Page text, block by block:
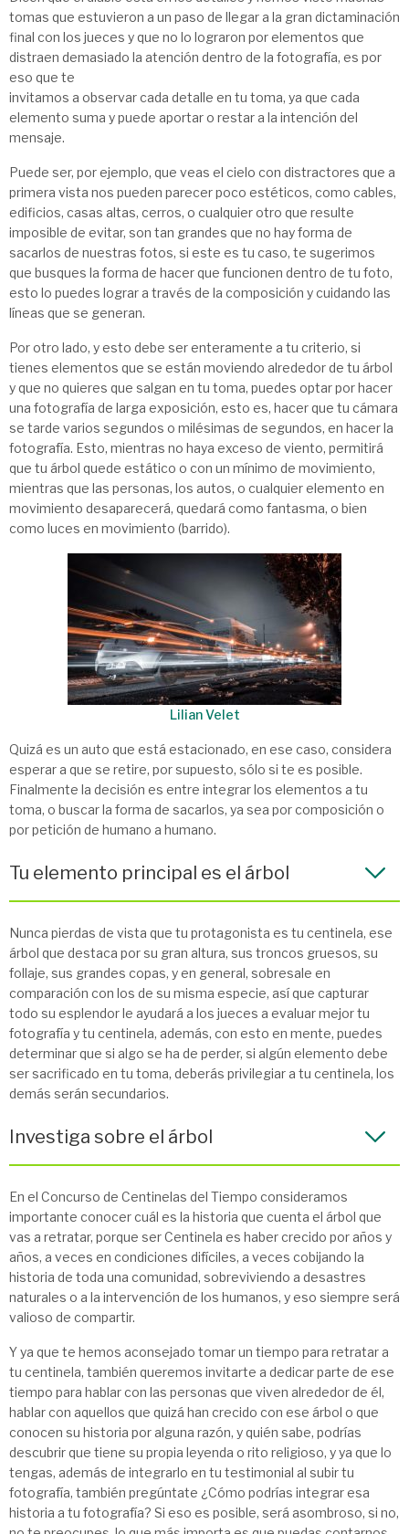
tomas que estuvieron a un paso de llegar a la gran dictaminación
final con los jueces y que no lo lograron por elementos que
distraen demasiado la atención dentro de la fotografía, es por
eso que te
invitamos a observar cada detalle en tu toma, ya que cada
elemento suma y puede aportar o restar a la intención del
mensaje.
Puede ser, por ejemplo, que veas el cielo con distractores que a
primera vista nos pueden parecer poco estéticos, como cables,
edificios, casas altas, cerros, o cualquier otro que resulte
imposible de evitar, son tan grandes que no hay forma de
sacarlos de nuestras fotos, si este es tu caso, te sugerimos
que busques la forma de hacer que funcionen dentro de tu foto,
esto lo puedes lograr a través de la composición y cuidando las
líneas que se generan.
Por otro lado, y esto debe ser enteramente a tu criterio, si
tienes elementos que se están moviendo alrededor de tu árbol
y que no quieres que salgan en tu toma, puedes optar por hacer
una fotografía de larga exposición, esto es, hacer que tu cámara
se tarde varios segundos o milésimas de segundos, en hacer la
fotografía. Esto, mientras no haya exceso de viento, permitirá
que tu árbol quede estático o con un mínimo de movimiento,
mientras que las personas, los autos, o cualquier elemento en
movimiento desaparecerá, quedará como fantasma, o bien
como luces en movimiento (barrido).
Lilian Velet
Quizá es un auto que está estacionado, en ese caso, considera
esperar a que se retire, por supuesto, sólo si te es posible.
Finalmente la decisión es entre integrar los elementos a tu
toma, o buscar la forma de sacarlos, ya sea por composición o
por petición de humano a humano.
Tu elemento principal es el árbol
Nunca pierdas de vista que tu protagonista es tu centinela, ese
árbol que destaca por su gran altura, sus troncos gruesos, su
follaje, sus grandes copas, y en general, sobresale en
comparación con los de su misma especie, así que capturar
todo su esplendor le ayudará a los jueces a evaluar mejor tu
fotografía y tu centinela, además, con esto en mente, puedes
determinar que si algo se ha de perder, si algún elemento debe
ser sacrificado en tu toma, deberás privilegiar a tu centinela, los
demás serán secundarios.
Investiga sobre el árbol
En el Concurso de Centinelas del Tiempo consideramos
importante conocer cuál es la historia que cuenta el árbol que
vas a retratar, porque ser Centinela es haber crecido por años y
años, a veces en condiciones difíciles, a veces cobijando la
historia de toda una comunidad, sobreviviendo a desastres
naturales o a la intervención de los humanos, y eso siempre será
valioso de compartir.
Y ya que te hemos aconsejado tomar un tiempo para retratar a
tu centinela, también queremos invitarte a dedicar parte de ese
tiempo para hablar con las personas que viven alrededor de él,
hablar con aquellos que quizá han crecido con ese árbol o que
conocen su historia por alguna razón, y quién sabe, podrías
descubrir que tiene su propia leyenda o rito religioso, y ya que lo
tengas, además de integrarlo en tu testimonial al subir tu
fotografía, también pregúntate ¿Cómo podrías integrar esa
historia a tu fotografía? Si eso es posible, será asombroso, si no,